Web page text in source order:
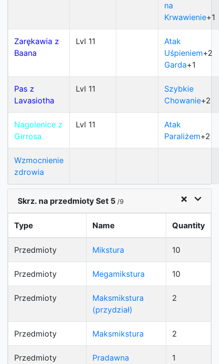
na
Krwawienie+1
Zarękawia z
Baana
Lvl 11
Atak
Uśpieniem+2
Garda+1
Pas z
Lavasiotha
Lvl 11
Szybkie
Chowanie+2
Nagolenice z
Girrosa
Lvl 11
Atak
Paraliżem+2
Wzmocnienie
zdrowia
Skrz. na przedmioty Set 5 /9
Type Name Quantity
Przedmioty Mikstura 10
Przedmioty Megamikstura 10
Przedmioty
Maksmikstura
(przydział)
2
Przedmioty Maksmikstura 2
Przedmioty
Pradawna
1